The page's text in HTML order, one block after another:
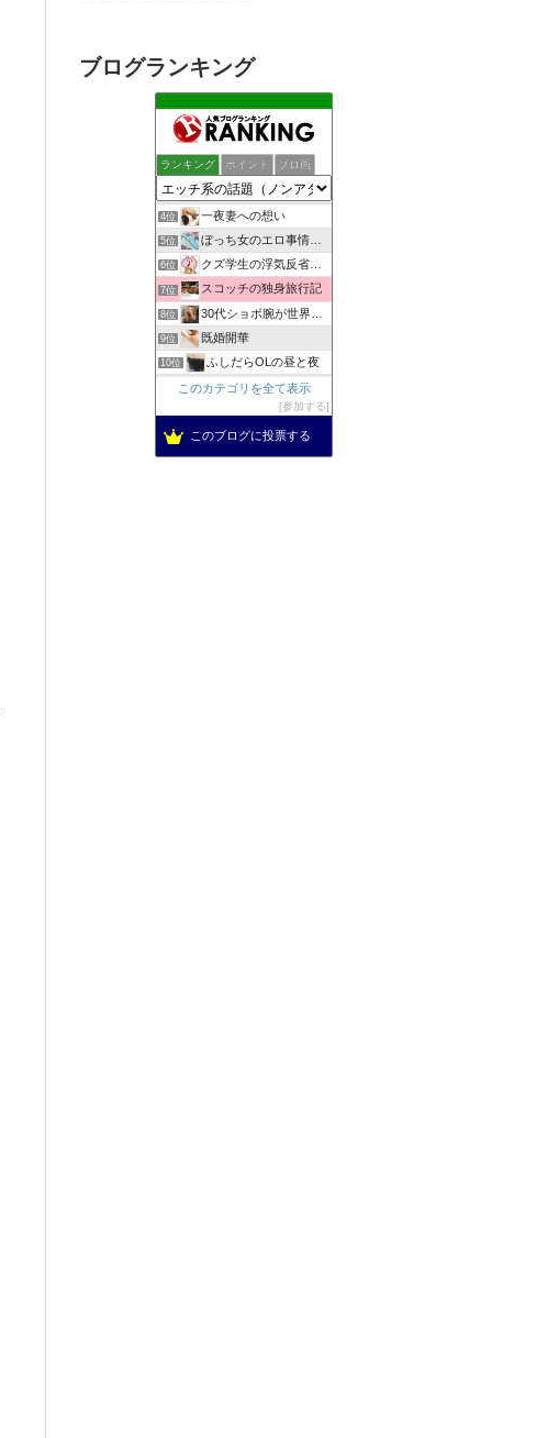
ブログランキング
ランキング ポイント ブロ画
助平半生記
2位 しっぽの練習帳
3位 女子スポーツジャーナル
4位 一夜妻への想い
5位 ぼっち女のエロ事情 一人エッチをとことん楽しむアダルトブログ
6位 クズ学生の浮気反省日記
7位 スコッチの独身旅行記
8位 30代ショボ腕が世界でナンパとフウゾクを楽しむブログ
9位 既婚開華
10位 ふしだらOLの昼と夜
11位 出会い無料検索
男の性体験告白Blog
13位 自慰依存症OLのオナニー体験告白ブログ
14位 アウトロー式 超価値ある情報無料発信
このカテゴリを全て表示
参加する
このブログに投票する